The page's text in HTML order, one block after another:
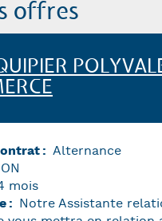
offres
Alternance
mois
Notre Assistante